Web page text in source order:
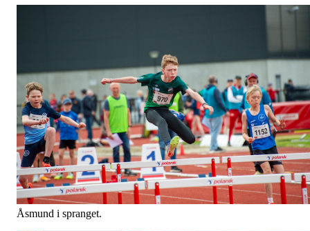
Åsmund i spranget.